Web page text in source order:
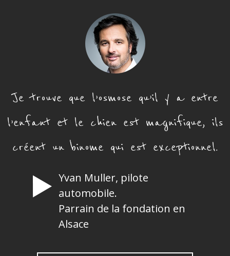
Je trouve que l’osmose qu’il y a entre
l’enfant et le chien est magnifique, ils
créent un binome qui est exceptionnel.
Yvan Muller, pilote
automobile.
Parrain de la fondation en
Alsace